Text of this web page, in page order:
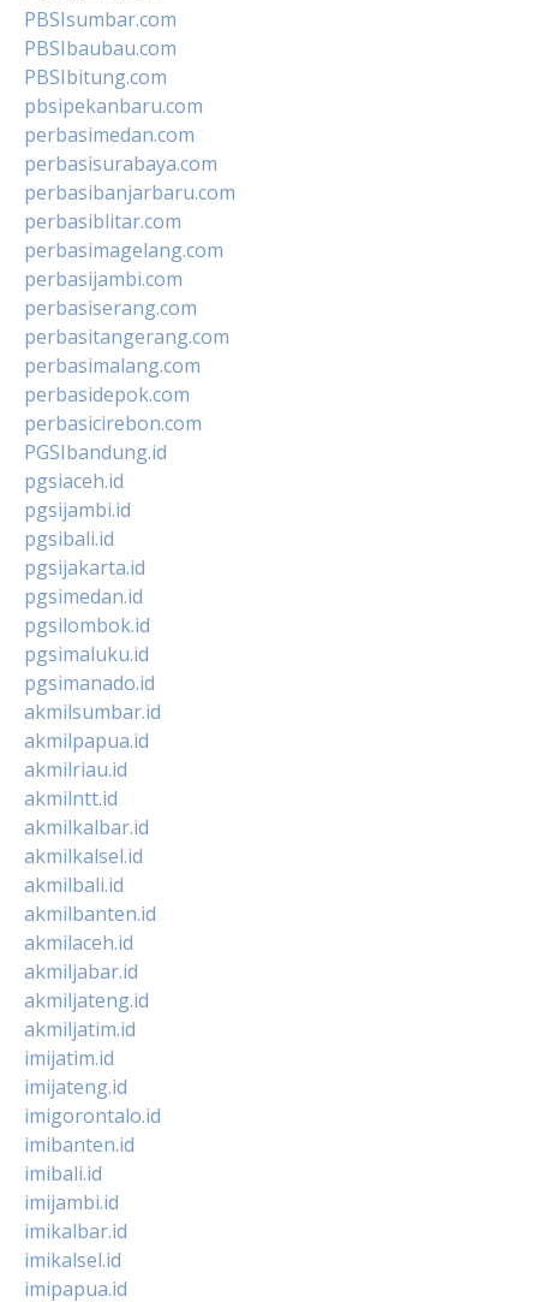
PBSIsumbar.com
PBSIbaubau.com
PBSIbitung.com
pbsipekanbaru.com
perbasimedan.com
perbasisurabaya.com
perbasibanjarbaru.com
perbasiblitar.com
perbasimagelang.com
perbasijambi.com
perbasiserang.com
perbasitangerang.com
perbasimalang.com
perbasidepok.com
perbasicirebon.com
PGSIbandung.id
pgsiaceh.id
pgsijambi.id
pgsibali.id
pgsijakarta.id
pgsimedan.id
pgsilombok.id
pgsimaluku.id
pgsimanado.id
akmilsumbar.id
akmilpapua.id
akmilriau.id
akmilntt.id
akmilkalbar.id
akmilkalsel.id
akmilbali.id
akmilbanten.id
akmilaceh.id
akmiljabar.id
akmiljateng.id
akmiljatim.id
imijatim.id
imijateng.id
imigorontalo.id
imibanten.id
imibali.id
imijambi.id
imikalbar.id
imikalsel.id
imipapua.id